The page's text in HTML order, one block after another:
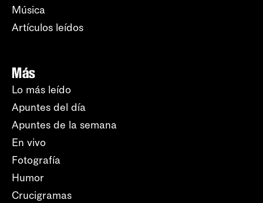
Música
Artículos leídos
Más
Lo más leído
Apuntes del día
Apuntes de la semana
En vivo
Fotografía
Humor
Crucigramas